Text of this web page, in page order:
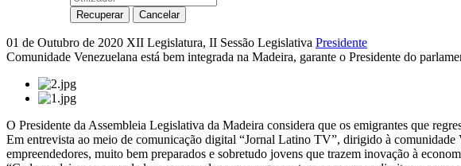
01 de Outubro de 2020 XII Legislatura, II Sessão Legislativa Presidente
Comunidade Venezuelana está bem integrada na Madeira, garante o Presidente do
O Presidente da Assembleia Legislativa da Madeira considera que os emigrantes que
Em entrevista ao meio de comunicação digital “Jornal Latino TV”, dirigido à
empreendedores, muito bem preparados e sobretudo jovens que trazem inovação à